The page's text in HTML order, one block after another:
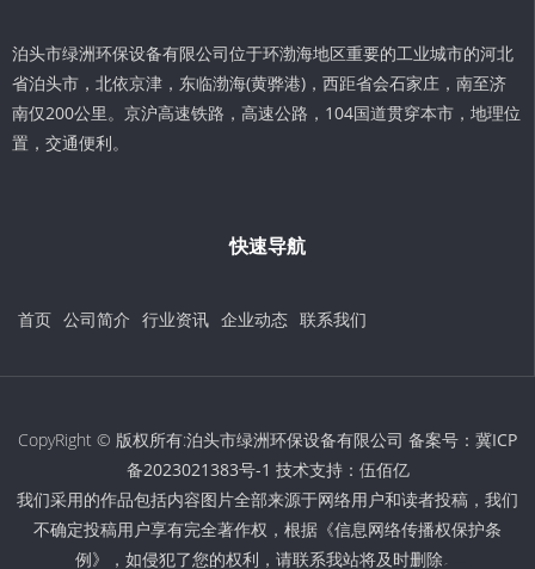
泊头市绿洲环保设备有限公司位于环渤海地区重要的工业城市的河北
省泊头市，北依京津，东临渤海(黄骅港)，西距省会石家庄，南至济
南仅200公里。京沪高速铁路，高速公路，104国道贯穿本市，地理位
置，交通便利。
快速导航
首页 公司简介 行业资讯 企业动态 联系我们
CopyRight © 版权所有:泊头市绿洲环保设备有限公司 备案号： 冀ICP
备2023021383号-1 技术支持： 伍佰亿
我们采用的作品包括内容图片全部来源于网络用户和读者投稿，我们
不确定投稿用户享有完全著作权，根据《信息网络传播权保护条
例》，如侵犯了您的权利，请联系我站将及时删除。